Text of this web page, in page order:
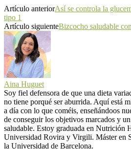
Artículo anteriorAsí se controla la
tipo 1
Artículo siguienteBizcocho saludable
Aina Huguet
Soy fiel defensora de que una dieta
no tiene porqué ser aburrida. Aquí está
a día con lo que coméis, enseñándoos
de conseguir los objetivos marcados y
saludable. Estoy graduada en Nutrición
Universidad Rovira y Virgili. Máster en
la Universidad de Barcelona.